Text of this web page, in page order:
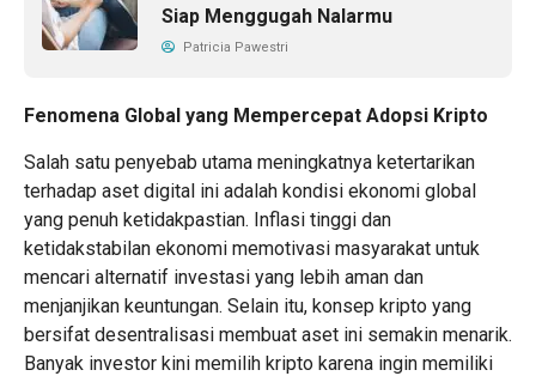
Siap Menggugah Nalarmu
Patricia Pawestri
Fenomena Global yang Mempercepat Adopsi Kripto
Salah satu penyebab utama meningkatnya ketertarikan
terhadap aset digital ini adalah kondisi ekonomi global
yang penuh ketidakpastian. Inflasi tinggi dan
ketidakstabilan ekonomi memotivasi masyarakat untuk
mencari alternatif investasi yang lebih aman dan
menjanjikan keuntungan. Selain itu, konsep kripto yang
bersifat desentralisasi membuat aset ini semakin menarik.
Banyak investor kini memilih kripto karena ingin memiliki